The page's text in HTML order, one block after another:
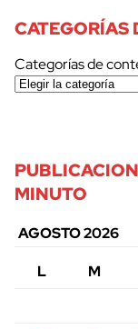
CATEGORÍAS
Categorías de
MINUTO
AGOSTO 2026
L
M